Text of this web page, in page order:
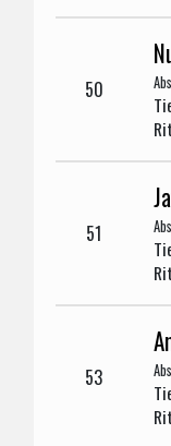
50
51
53